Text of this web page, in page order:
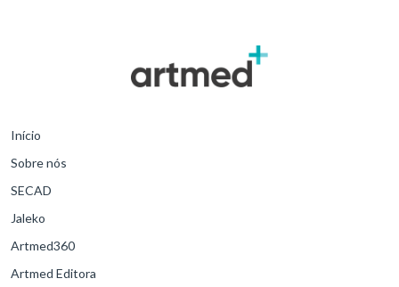
Início
Sobre nós
SECAD
Jaleko
Artmed360
Artmed Editora